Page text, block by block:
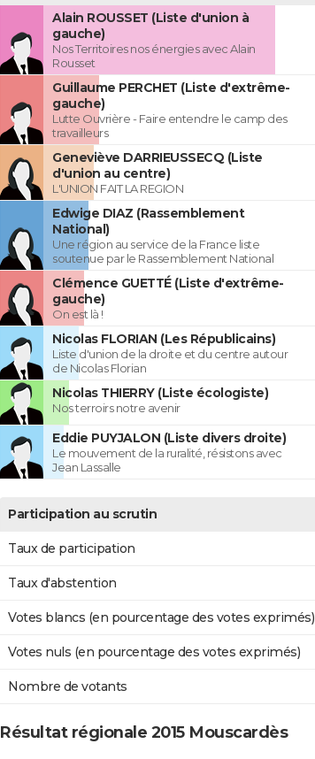
Alain ROUSSET (Liste d'union à
gauche)
Nos Territoires nos énergies avec Alain
Rousset
Guillaume PERCHET (Liste d'extrême-
gauche)
Lutte Ouvrière - Faire entendre le camp des
travailleurs
Geneviève DARRIEUSSECQ (Liste
d'union au centre)
L'UNION FAIT LA REGION
Edwige DIAZ (Rassemblement
National)
Une région au service de la France liste
soutenue par le Rassemblement National
Clémence GUETTÉ (Liste d'extrême-
gauche)
On est là !
Nicolas FLORIAN (Les Républicains)
Liste d'union de la droite et du centre autour
de Nicolas Florian
Nicolas THIERRY (Liste écologiste)
Nos terroirs notre avenir
Eddie PUYJALON (Liste divers droite)
Le mouvement de la ruralité, résistons avec
Jean Lassalle
Participation au scrutin
Taux de participation
Taux d'abstention
Votes blancs (en pourcentage des votes exprimés)
Votes nuls (en pourcentage des votes exprimés)
Nombre de votants
Résultat régionale 2015 Mouscardès